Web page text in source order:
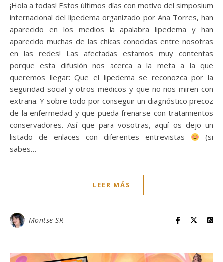
¡Hola a todas! Estos últimos días con motivo del simposium
internacional del lipedema organizado por Ana Torres, han
aparecido en los medios la apalabra lipedema y han
aparecido muchas de las chicas conocidas entre nosotras
en las redes! Las afectadas estamos muy contentas
porque esta difusión nos acerca a la meta a la que
queremos llegar: Que el lipedema se reconozca por la
seguridad social y otros médicos y que no nos miren con
extraña. Y sobre todo por conseguir un diagnóstico precoz
de la enfermedad y que pueda frenarse con tratamientos
conservadores. Así que para vosotras, aquí os dejo un
listado de enlaces con diferentes entrevistas
(si
sabes…
LEER MÁS
Montse SR